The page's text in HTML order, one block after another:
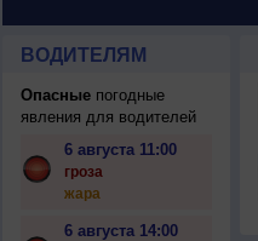
ВОДИТЕЛЯМ
Опасныепогодные
явления для водителей
6 августа 11:00
гроза
жара
6 августа 14:00